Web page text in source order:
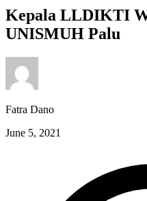
Kepala LLDIKTI
UNISMUH Palu
Fatra Dano
June 5, 2021